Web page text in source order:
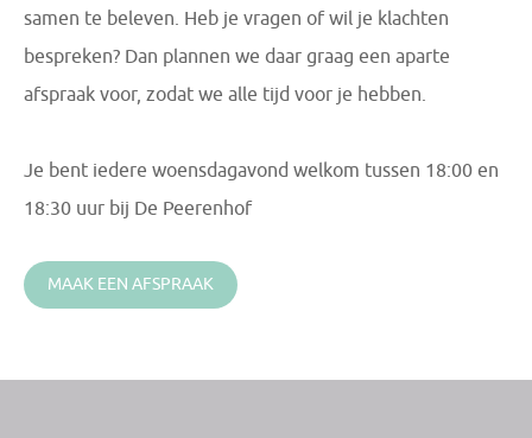
samen te beleven. Heb je vragen of wil je klachten
bespreken? Dan plannen we daar graag een aparte
afspraak voor, zodat we alle tijd voor je hebben.
Je bent iedere woensdagavond welkom tussen 18:00 en
18:30 uur bij De Peerenhof
MAAK EEN AFSPRAAK